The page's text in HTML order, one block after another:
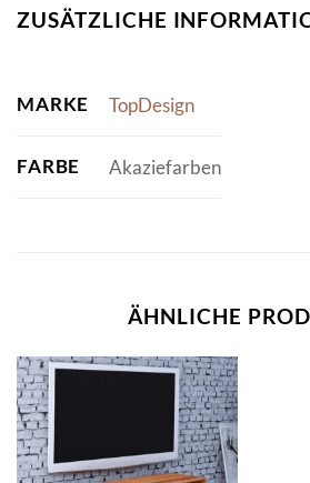
ZUSÄTZLICHE
MARKE TopDesign
FARBE Akaziefarben
ÄHNLICHE